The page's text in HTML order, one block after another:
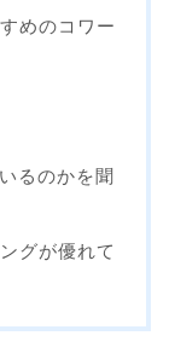
めのコワー
るのかを聞
グが優れて